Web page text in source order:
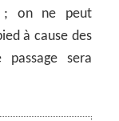
; on ne peut
à cause des
sera